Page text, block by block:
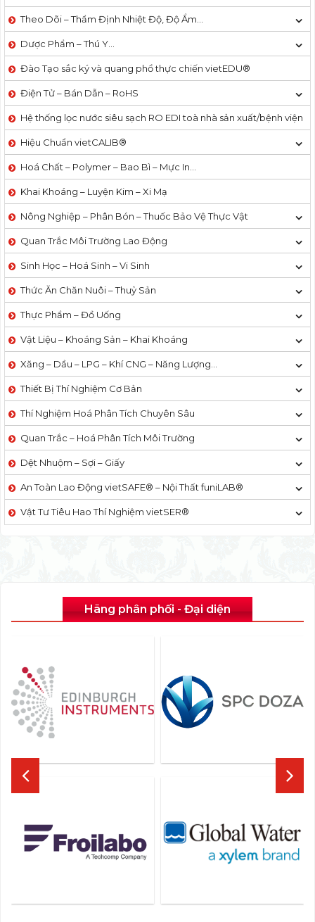
Theo Dõi – Thẩm Định Nhiệt Độ, Độ Ẩm…
Dược Phẩm – Thú Y…
Đào Tạo sắc ký và quang phổ thực chiến vietEDU®
Điện Tử – Bán Dẫn – RoHS
Hệ thống lọc nước siêu sạch RO EDI​​ toà nhà sản xuất/bệnh viện
Hiệu Chuẩn vietCALIB®
Hoá Chất – Polymer – Bao Bì – Mực In…
Khai Khoáng – Luyện Kim – Xi Mạ
Nông Nghiệp – Phân Bón – Thuốc Bảo Vệ Thực Vật
Quan Trắc Môi Trường Lao Động
Sinh Học – Hoá Sinh – Vi Sinh
Thức Ăn Chăn Nuôi – Thuỷ Sản
Thực Phẩm – Đồ Uống
Vật Liệu – Khoáng Sản – Khai Khoáng
Xăng – Dầu – LPG – Khí CNG – Năng Lượng…
Thiết Bị Thí Nghiệm Cơ Bản
Thí Nghiệm Hoá Phân Tích Chuyên Sâu
Quan Trắc – Hoá Phân Tích Môi Trường
Dệt Nhuộm – Sợi – Giấy
An Toàn Lao Động vietSAFE® – Nội Thất funiLAB®
Vật Tư Tiêu Hao Thí Nghiệm vietSER®
Hãng phân phối - Đại diện